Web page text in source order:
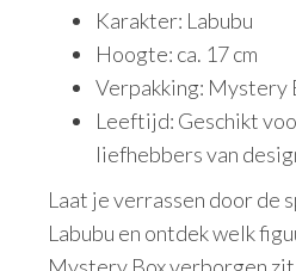
Karakter: Labubu
Hoogte: ca. 17 cm
Verpakking: Mystery
Leeftijd: Geschikt
liefhebbers van
Laat je verrassen door de
Labubu en ontdek welk